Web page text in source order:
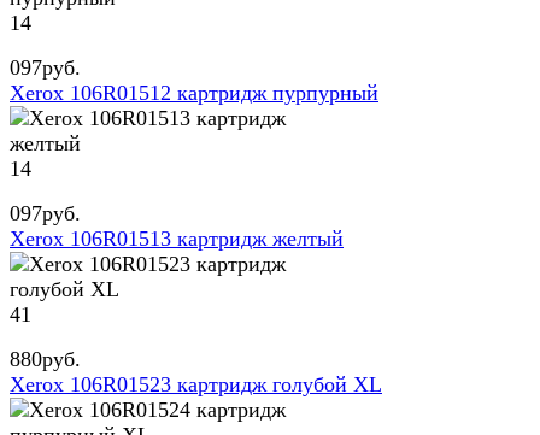
14
097руб.
Xerox 106R01512 картридж пурпурный
14
097руб.
Xerox 106R01513 картридж желтый
41
880руб.
Xerox 106R01523 картридж голубой XL